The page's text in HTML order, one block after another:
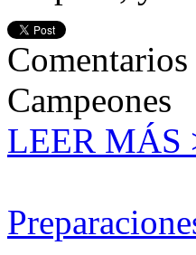
Campeones
LEER MÁS